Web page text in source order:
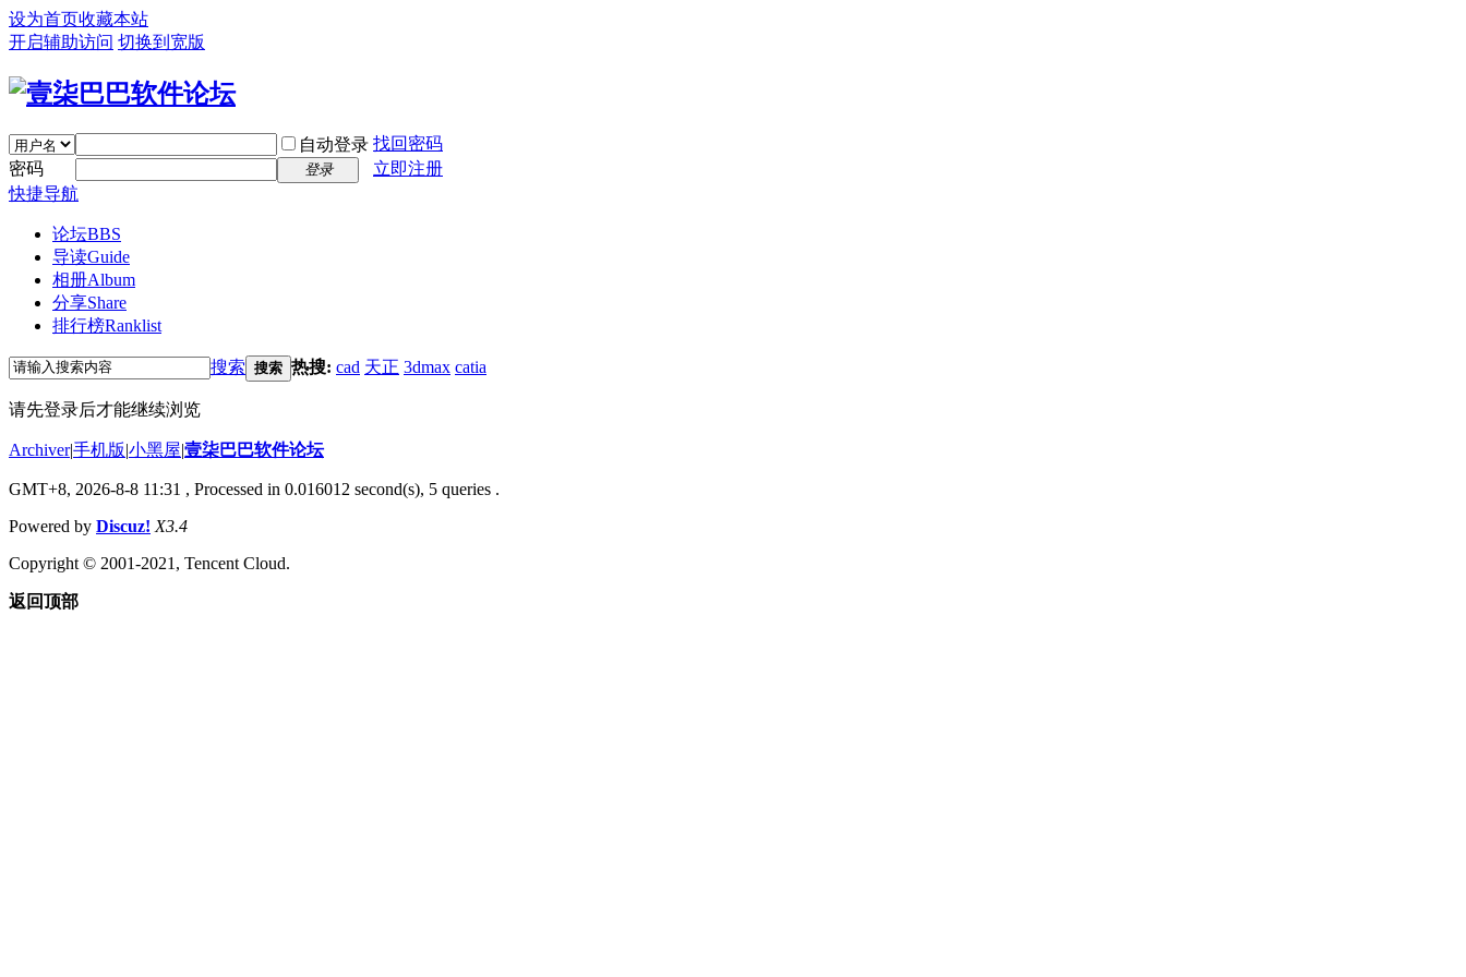
设为首页收藏本站
开启辅助访问 切换到宽版
自动登录 找回密码
密码
登录
立即注册
快捷导航
论坛BBS
导读Guide
相册Album
分享Share
排行榜Ranklist
搜索 搜索 热搜: cad 天正 3dmax catia
请先登录后才能继续浏览
Archiver|手机版|小黑屋|壹柒巴巴软件论坛
GMT+8, 2026-8-8 11:31 , Processed in 0.016012 second(s), 5 queries .
Powered by Discuz! X3.4
Copyright © 2001-2021, Tencent Cloud.
返回顶部